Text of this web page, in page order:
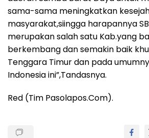
sama-sama meningkatkan
masyarakat,siingga harapannya
merupakan salah satu Kab.yang
berkembang dan semakin baik
Tenggara Timur dan pada
Indonesia ini”,Tandasnya.
Red (Tim Pasolapos.Com).